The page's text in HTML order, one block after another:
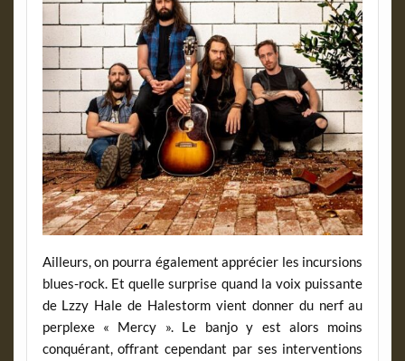
Ailleurs, on pourra également apprécier les incursions
blues-rock. Et quelle surprise quand la voix puissante
de Lzzy Hale de Halestorm vient donner du nerf au
perplexe « Mercy ». Le banjo y est alors moins
conquérant, offrant cependant par ses interventions